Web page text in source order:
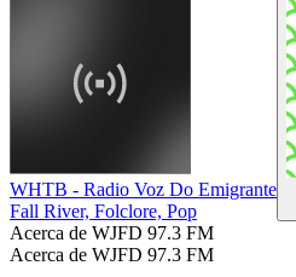
WHTB - Radio Voz Do Emigrante
Fall River, Folclore, Pop
Acerca de WJFD 97.3 FM
Acerca de WJFD 97.3 FM